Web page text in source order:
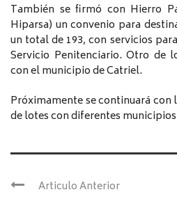
También se firmó con Hierro
Hiparsa) un convenio para
un total de 193, con servicios
Servicio Penitenciario. Otro de
con el municipio de Catriel.
Próximamente se continuará con
de lotes con diferentes
Articulo Anterior